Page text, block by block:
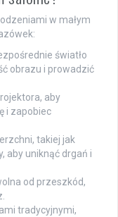
w małym
światło
obrazu i prowadzić
aby
i zapobiec
takiej jak
aby uniknąć drgań i
od przeszkód,
tradycyjnymi,